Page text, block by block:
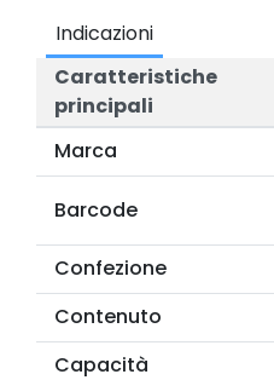
Indicazioni
Caratteristiche
principali
Marca
Barcode
Confezione
Contenuto
Capacità